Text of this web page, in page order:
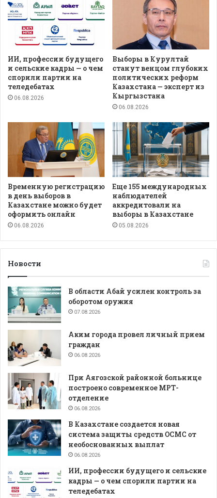
ИИ, профессии будущего
и сельские кадры — о чем
спорили партии на
теледебатах
06.08.2026
Выборы в Курултай
станут венцом глубоких
политических реформ
Казахстана — эксперт из
Кыргызстана
06.08.2026
Временную регистрацию
в день выборов в
Казахстане можно будет
оформить онлайн
06.08.2026
Еще 155 международных
наблюдателей
аккредитовали на
выборы в Казахстане
05.08.2026
Новости
В области Абай усилен контроль за
оборотом оружия
07.08.2026
Аким города провел личный прием
граждан
06.08.2026
При Аягозской районной больнице
построено современное МРТ-
отделение
06.08.2026
В Казахстане создается новая
система защиты средств ОСМС от
необоснованных выплат
06.08.2026
ИИ, профессии будущего и сельские
кадры — о чем спорили партии на
теледебатах